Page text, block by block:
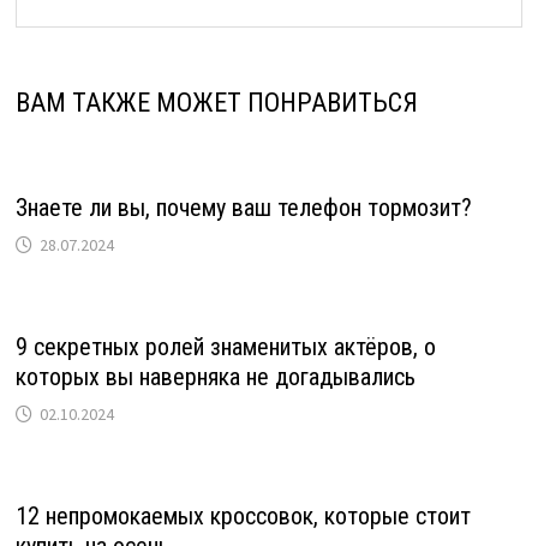
ВАМ ТАКЖЕ МОЖЕТ ПОНРАВИТЬСЯ
Знаете ли вы, почему ваш телефон тормозит?
28.07.2024
9 секретных ролей знаменитых актёров, о
которых вы наверняка не догадывались
02.10.2024
12 непромокаемых кроссовок, которые стоит